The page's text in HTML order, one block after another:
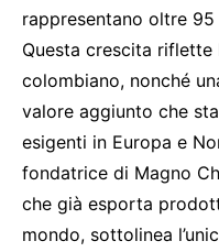
rappresentano oltre
Questa crescita riflette
colombiano, nonché
valore aggiunto che
esigenti in Europa e
fondatrice di Magno
che già esporta
mondo, sottolinea